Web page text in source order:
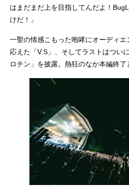
はまだまだ上を目指してんだよ！
けだ！」
一聖の情感こもった咆哮にオーディ
応えた「V.S」、そしてラストはつい
ロチン」を披露。熱狂のなか本編終了